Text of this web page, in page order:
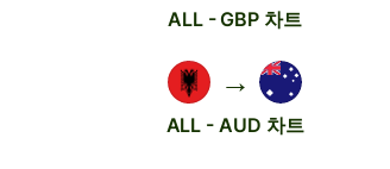
ALL - GBP 차트
→
ALL - AUD 차트